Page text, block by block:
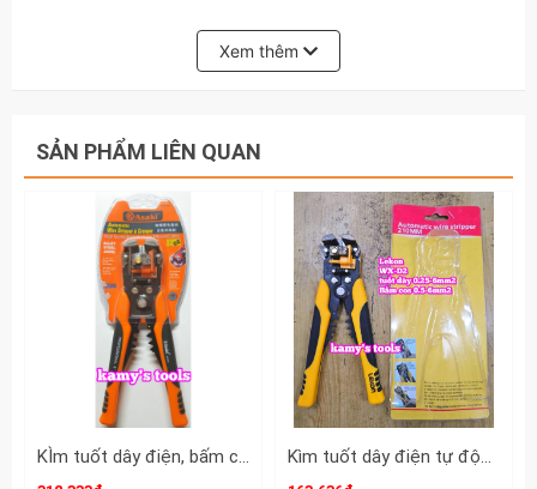
Xem thêm
SẢN PHẨM LIÊN QUAN
KÌm tuốt dây điện, bấm cos đa năng, tự động Asaki Model AK-0339 Kìm tuốt dây điện tự động bấm cos cắt đa năng Lekon WX-D2 0.25-6mm2